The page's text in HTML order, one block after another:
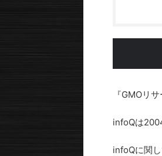
『GMOリ
infoQは
infoQに関